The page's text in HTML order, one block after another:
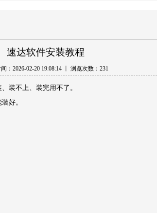
速达软件安装教程
：2026-02-20 19:08:14 丨 浏览次数：231
装不上、装完用不了。
好。